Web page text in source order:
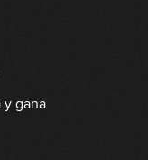
y gana